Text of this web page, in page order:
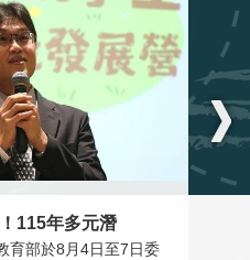
115年多元潛
育部於8月4日至7日委